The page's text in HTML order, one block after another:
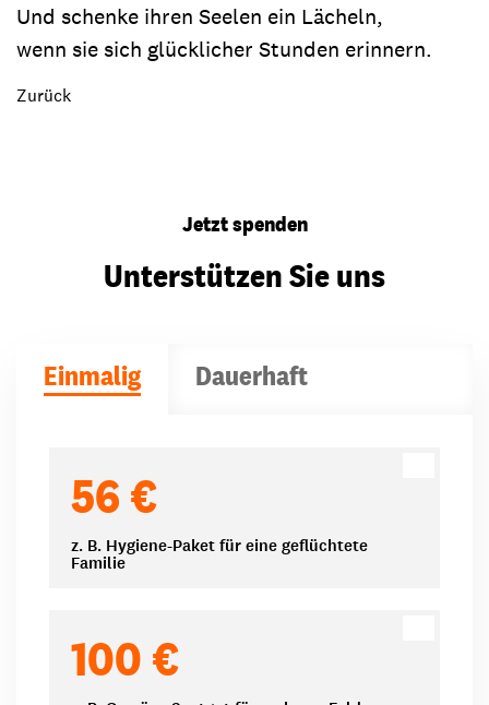
Und schenke ihren Seelen ein Lächeln,
wenn sie sich glücklicher Stunden erinnern.
Zurück
Jetzt spenden
Unterstützen Sie uns
Einmalig Dauerhaft
56 €
z. B. Hygiene-Paket für eine geflüchtete
Familie
100 €